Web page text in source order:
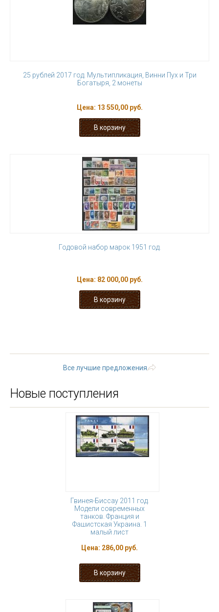
25 рублей 2017 год. Мультипликация, Винни Пух и Три
Богатыря, 2 монеты
Цена: 13 550,00 руб.
Годовой набор марок 1951 год.
Цена: 82 000,00 руб.
Все лучшие предложения
Новые поступления
Гвинея-Биссау 2011 год.
Модели современных
танков. Франция и
Фашистская Украина. 1
малый лист
Цена: 286,00 руб.